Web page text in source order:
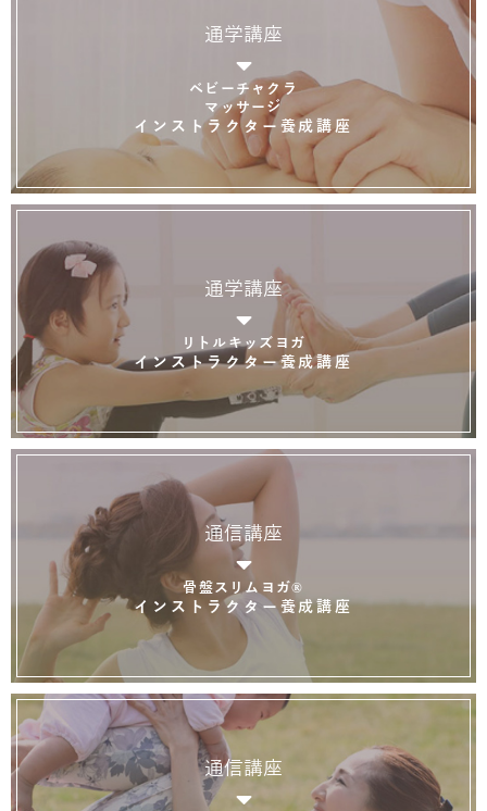
通学講座
ベビーチャクラ
マッサージ
インストラクター養成講座
通学講座
リトルキッズヨガ
インストラクター養成講座
通信講座
骨盤スリムヨガ®
インストラクター養成講座
通信講座